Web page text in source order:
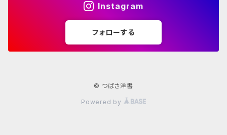
Instagram
フォローする
© つばさ洋書
Powered by